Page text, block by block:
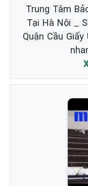
Trung Tâm
Tại Hà Nội _
Quận Cầu